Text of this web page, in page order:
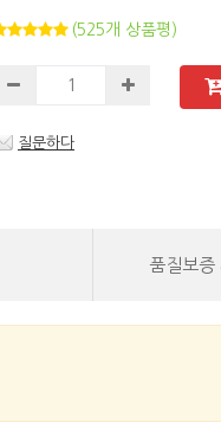
(525개 상품평)
질문하다
품질보